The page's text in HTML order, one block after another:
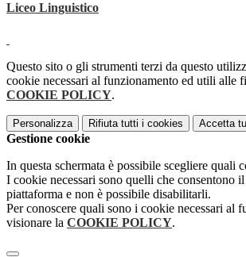
Liceo Linguistico
Questo sito o gli strumenti terzi da questo
cookie necessari al funzionamento ed utili alle
COOKIE POLICY.
Personalizza Rifiuta tutti i cookies Accetta
Gestione cookie
In questa schermata è possibile scegliere quali
I cookie necessari sono quelli che consentono
piattaforma e non è possibile disabilitarli.
Per conoscere quali sono i cookie necessari al
visionare la COOKIE POLICY.